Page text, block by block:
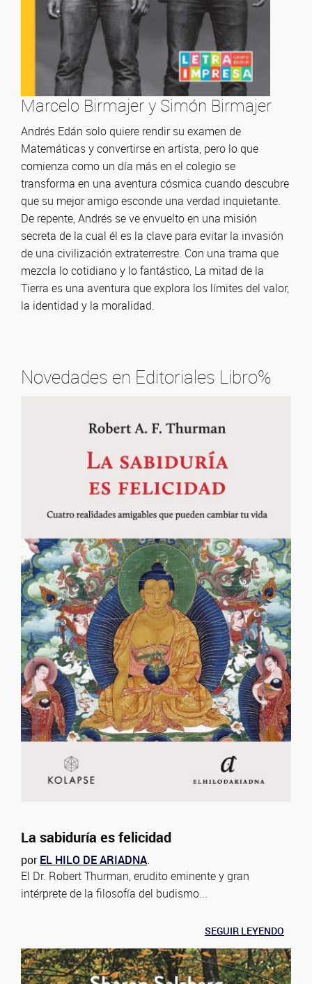
Marcelo Birmajer y Simón Birmajer
Andrés Edán solo quiere rendir su examen de
Matemáticas y convertirse en artista, pero lo que
comienza como un día más en el colegio se
transforma en una aventura cósmica cuando descubre
que su mejor amigo esconde una verdad inquietante.
De repente, Andrés se ve envuelto en una misión
secreta de la cual él es la clave para evitar la invasión
de una civilización extraterrestre. Con una trama que
mezcla lo cotidiano y lo fantástico, La mitad de la
Tierra es una aventura que explora los límites del valor,
la identidad y la moralidad.
Novedades en Editoriales Libro%
La sabiduría es felicidad
porEL HILO DE ARIADNA.
El Dr. Robert Thurman, erudito eminente y gran
intérprete de la filosofía del budismo...
SEGUIR LEYENDO